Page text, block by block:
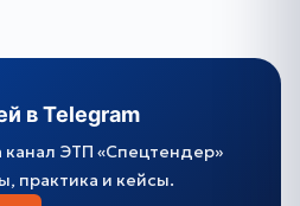
в Telegram
ЭТП «Спецтендер»
практика и кейсы.